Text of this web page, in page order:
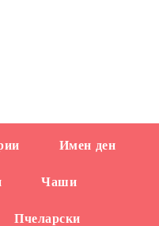
Имен ден
Чаши
Пчеларски